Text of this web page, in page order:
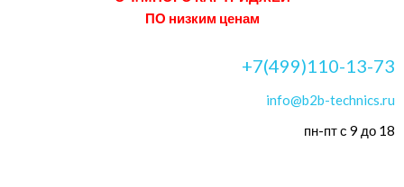
ПО низким ценам
+7(499)110-13-73
info@b2b-technics.ru
пн-пт с 9 до 18